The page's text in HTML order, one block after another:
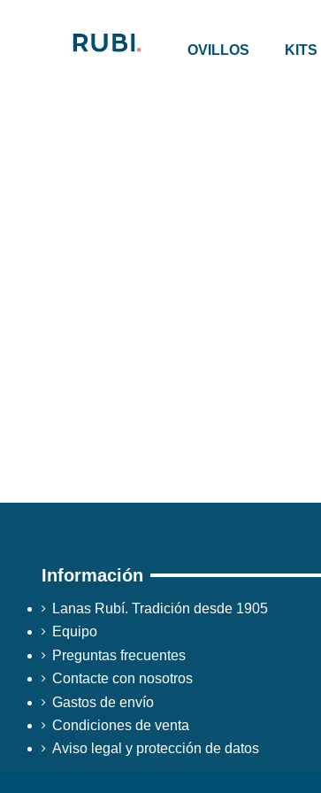
OVILLOS KITS
Información
Lanas Rubí. Tradición desde 1905
Equipo
Preguntas frecuentes
Contacte con nosotros
Gastos de envío
Condiciones de venta
Aviso legal y protección de datos